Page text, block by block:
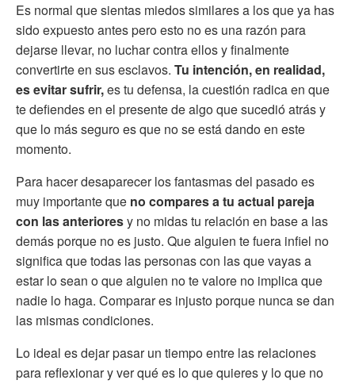
Es normal que sientas miedos similares a los que ya has
sido expuesto antes pero esto no es una razón para
dejarse llevar, no luchar contra ellos y finalmente
convertirte en sus esclavos. Tu intención, en realidad,
es evitar sufrir,es tu defensa, la cuestión radica en que
te defiendes en el presente de algo que sucedió atrás y
que lo más seguro es que no se está dando en este
momento.
Para hacer desaparecer los fantasmas del pasado es
muy importante que no compares a tu actual pareja
con las anterioresy no midas tu relación en base a las
demás porque no es justo. Que alguien te fuera infiel no
significa que todas las personas con las que vayas a
estar lo sean o que alguien no te valore no implica que
nadie lo haga. Comparar es injusto porque nunca se dan
las mismas condiciones.
Lo ideal es dejar pasar un tiempo entre las relaciones
para reflexionar y ver qué es lo que quieres y lo que no